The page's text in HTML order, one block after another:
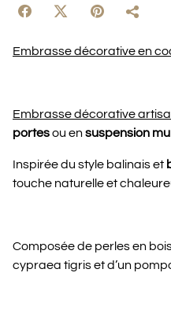
Embrasse décorative en
Embrasse décorative
portesou ensuspension
Inspirée du style balinais et
touche naturelle et
Composée de perles en
cypraea tigris et d’un